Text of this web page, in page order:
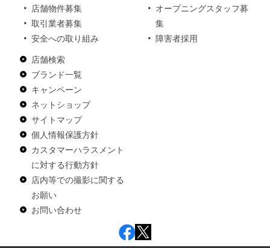
店舗物件募集
取引業者募集
安全への取り組み
オープニングスタッフ募
集
障害者採用
店舗検索
ブランド一覧
キャンペーン
ネットショップ
サイトマップ
個人情報保護方針
カスタマーハラスメント
に対する行動方針
店内等での撮影に関する
お願い
お問い合わせ